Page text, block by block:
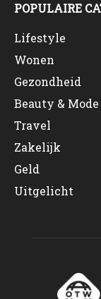
POPULAIRE
Lifestyle
Wonen
Gezondheid
Beauty & Mode
Travel
Zakelijk
Geld
Uitgelicht